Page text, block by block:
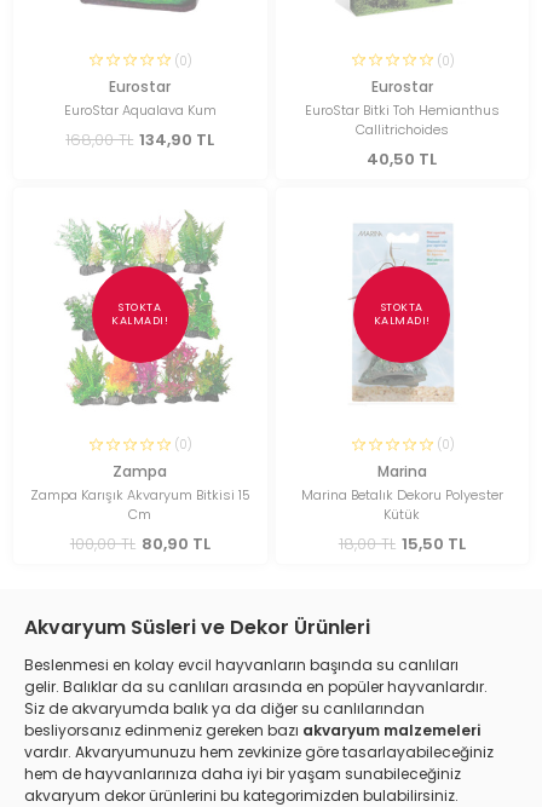
(0)
Eurostar
EuroStar Aqualava Kum
168,00 TL 134,90 TL
(0)
Eurostar
EuroStar Bitki Toh Hemianthus
Callitrichoides
40,50 TL
STOKTA
KALMADI!
(0)
Zampa
Zampa Karışık Akvaryum Bitkisi 15
Cm
100,00 TL 80,90 TL
STOKTA
KALMADI!
(0)
Marina
Marina Betalık Dekoru Polyester
Kütük
18,00 TL 15,50 TL
Akvaryum Süsleri ve Dekor Ürünleri
Beslenmesi en kolay evcil hayvanların başında su canlıları
gelir. Balıklar da su canlıları arasında en popüler hayvanlardır.
Siz de akvaryumda balık ya da diğer su canlılarından
besliyorsanız edinmeniz gereken bazı akvaryum malzemeleri
vardır. Akvaryumunuzu hem zevkinize göre tasarlayabileceğiniz
hem de hayvanlarınıza daha iyi bir yaşam sunabileceğiniz
akvaryum dekor ürünlerini bu kategorimizden bulabilirsiniz.